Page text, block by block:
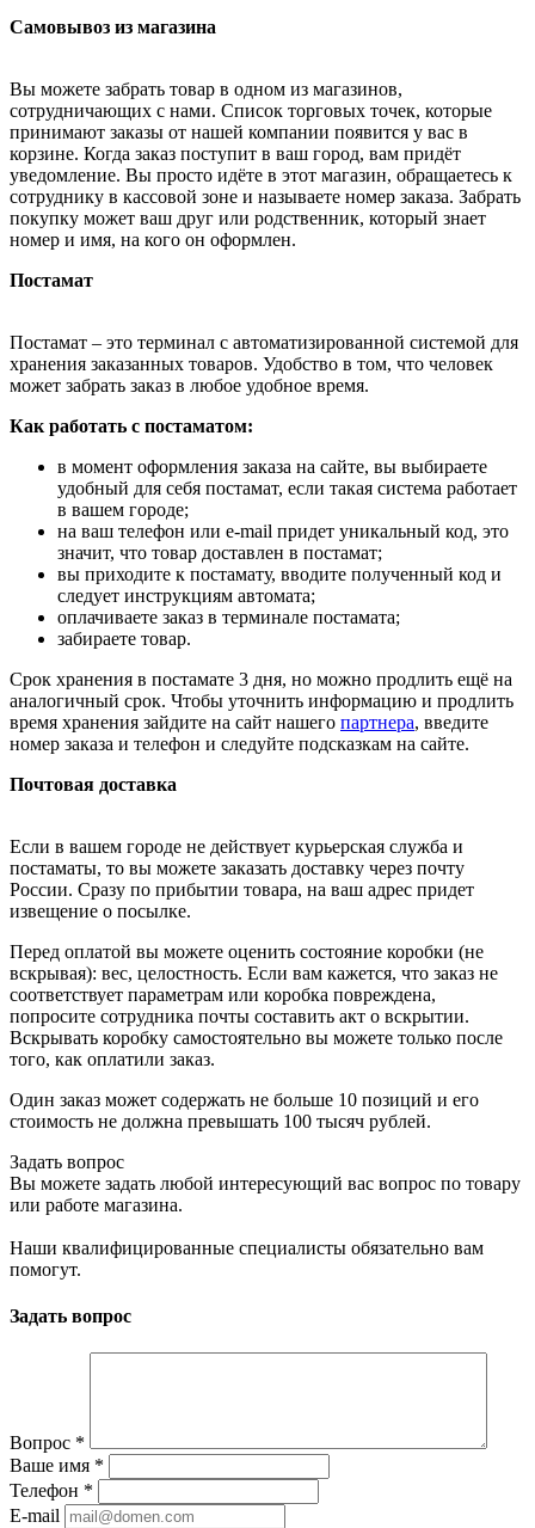
Самовывоз из магазина
Вы можете забрать товар в одном из магазинов,
сотрудничающих с нами. Список торговых точек, которые
принимают заказы от нашей компании появится у вас в
корзине. Когда заказ поступит в ваш город, вам придёт
уведомление. Вы просто идёте в этот магазин, обращаетесь к
сотруднику в кассовой зоне и называете номер заказа. Забрать
покупку может ваш друг или родственник, который знает
номер и имя, на кого он оформлен.
Постамат
Постамат – это терминал с автоматизированной системой для
хранения заказанных товаров. Удобство в том, что человек
может забрать заказ в любое удобное время.
Как работать с постаматом:
в момент оформления заказа на сайте, вы выбираете
удобный для себя постамат, если такая система работает
в вашем городе;
на ваш телефон или e-mail придет уникальный код, это
значит, что товар доставлен в постамат;
вы приходите к постамату, вводите полученный код и
следует инструкциям автомата;
оплачиваете заказ в терминале постамата;
забираете товар.
Срок хранения в постамате 3 дня, но можно продлить ещё на
аналогичный срок. Чтобы уточнить информацию и продлить
время хранения зайдите на сайт нашего партнера, введите
номер заказа и телефон и следуйте подсказкам на сайте.
Почтовая доставка
Если в вашем городе не действует курьерская служба и
постаматы, то вы можете заказать доставку через почту
России. Сразу по прибытии товара, на ваш адрес придет
извещение о посылке.
Перед оплатой вы можете оценить состояние коробки (не
вскрывая): вес, целостность. Если вам кажется, что заказ не
соответствует параметрам или коробка повреждена,
попросите сотрудника почты составить акт о вскрытии.
Вскрывать коробку самостоятельно вы можете только после
того, как оплатили заказ.
Один заказ может содержать не больше 10 позиций и его
стоимость не должна превышать 100 тысяч рублей.
Задать вопрос
Вы можете задать любой интересующий вас вопрос по товару
или работе магазина.
Наши квалифицированные специалисты обязательно вам
помогут.
Задать вопрос
Вопрос *
Ваше имя *
Телефон *
E-mail